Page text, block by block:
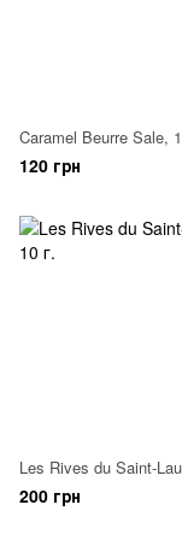
Caramel Beurre Sale,
120 грн
Les Rives du Saint-
200 грн